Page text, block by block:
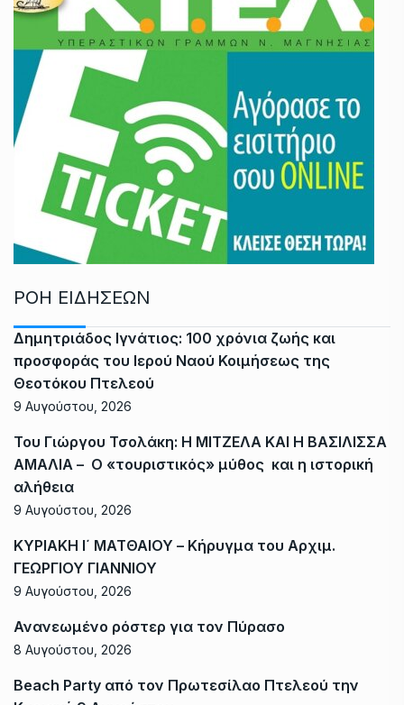
ΡΟΗ ΕΙΔΗΣΕΩΝ
Δημητριάδος Ιγνάτιος: 100 χρόνια ζωής και
προσφοράς του Ιερού Ναού Κοιμήσεως της
Θεοτόκου Πτελεού
9 Αυγούστου, 2026
Του Γιώργου Τσολάκη: Η ΜΙΤΖΕΛΑ ΚΑΙ Η ΒΑΣΙΛΙΣΣΑ
ΑΜΑΛΙΑ – Ο «τουριστικός» μύθος και η ιστορική
αλήθεια
9 Αυγούστου, 2026
ΚΥΡΙΑΚΗ Ι΄ ΜΑΤΘΑΙΟΥ – Κήρυγμα του Αρχιμ.
ΓΕΩΡΓΙΟΥ ΓΙΑΝΝΙΟΥ
9 Αυγούστου, 2026
Ανανεωμένο ρόστερ για τον Πύρασο
8 Αυγούστου, 2026
Beach Party από τον Πρωτεσίλαο Πτελεού την